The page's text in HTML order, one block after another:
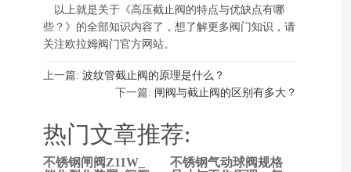
以上就是关于《高压截止阀的特点与优缺点有哪
些？》的全部知识内容了，想了解更多阀门知识，请
关注欧拉姆阀门官方网站。
上一篇: 波纹管截止阀的原理是什么？
下一篇: 闸阀与截止阀的区别有多大？
热门文章推荐:
不锈钢闸阀Z11W_
不锈钢气动球阀规格